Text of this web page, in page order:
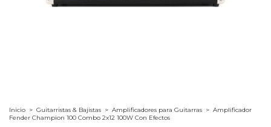
Inicio > Guitarristas & Bajistas > Amplificadores para Guitarras > Amplificador
Fender Champion 100 Combo 2x12 100W Con Efectos